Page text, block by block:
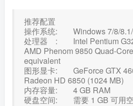
推荐配置
操作系统: Windows 7/8/8.1/
处理器 : Intel Pentium
AMD Phenom 9850 Quad-
equivalent
图形显卡: GeForce GTX
Radeon HD 6850 (1024 MB)
内存容量: 4 GB RAM
硬盘空间: 需要 1 GB 可用